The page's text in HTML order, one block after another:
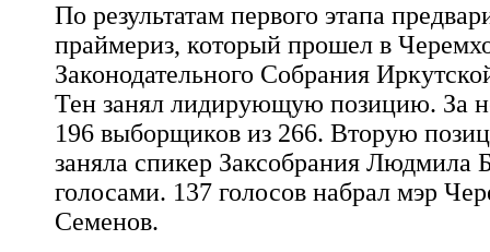
По результатам первого этапа
праймериз, который прошел в
Законодательного Собрания
Тен занял лидирующую позицию. За
196 выборщиков из 266. Вторую
заняла спикер Заксобрания Людмила
голосами. 137 голосов набрал мэр
Семенов.